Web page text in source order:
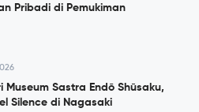
Pribadi di Pemukiman
Museum Sastra Endō Shūsaku,
Silence di Nagasaki